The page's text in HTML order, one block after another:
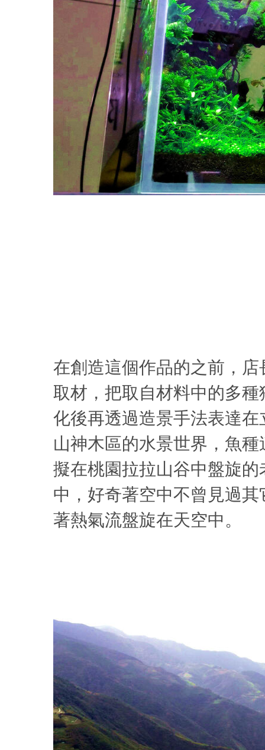
在創造這個作品的之前，
取材，把取自材料中的多
化後再透過造景手法表達
山神木區的水景世界，魚
擬在桃園拉拉山谷中盤旋
中，好奇著空中不曾見過
著熱氣流盤旋在天空中。